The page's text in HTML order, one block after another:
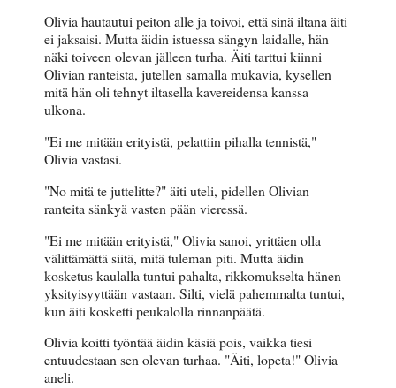
Olivia hautautui peiton alle ja toivoi, että sinä iltana äiti
ei jaksaisi. Mutta äidin istuessa sängyn laidalle, hän
näki toiveen olevan jälleen turha. Äiti tarttui kiinni
Olivian ranteista, jutellen samalla mukavia, kysellen
mitä hän oli tehnyt iltasella kavereidensa kanssa
ulkona.
"Ei me mitään erityistä, pelattiin pihalla tennistä,"
Olivia vastasi.
"No mitä te juttelitte?" äiti uteli, pidellen Olivian
ranteita sänkyä vasten pään vieressä.
"Ei me mitään erityistä," Olivia sanoi, yrittäen olla
välittämättä siitä, mitä tuleman piti. Mutta äidin
kosketus kaulalla tuntui pahalta, rikkomukselta hänen
yksityisyyttään vastaan. Silti, vielä pahemmalta tuntui,
kun äiti kosketti peukalolla rinnanpäätä.
Olivia koitti työntää äidin käsiä pois, vaikka tiesi
entuudestaan sen olevan turhaa. "Äiti, lopeta!" Olivia
aneli.